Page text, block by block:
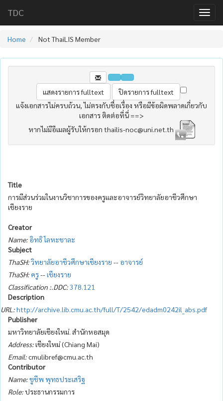
TDC
Home Not ThaiLIS Member
แจ้งเอกสารไม่ครบถ้วน, ไม่ตรงกับชื่อเรื่อง หรือมีข้อผิดพลาดเกี่ยวกับ
เอกสาร ติดต่อที่นี่ ==>
หากไม่มีอีเมลผู้รับให้กรอก thailis-noc@uni.net.th
Title
การมีส่วนร่วมในงานวิชาการของครูและอาจารย์วิทยาลัยอาชีวศึกษา
เชียงราย
Creator
Name: อิทธิ โลหะชาละ
Subject
ThaSH:วิทยาลัยอาชีวศึกษาเชียงราย -- อาจารย์
ThaSH: ครู--เชียงราย
Classification :.DDC:378.121
Description
URL:http://archive.lib.cmu.ac.th/full/T/2542/edadm0242il_abs.pdf
Publisher
มหาวิทยาลัยเชียงใหม่. สำนักหอสมุด
Address:เชียงใหม่ (Chiang Mai)
Email:cmulibref@cmu.ac.th
Contributor
Name:ชูชีพ พุทธประเสริฐ
Role:ประธานกรรมการ